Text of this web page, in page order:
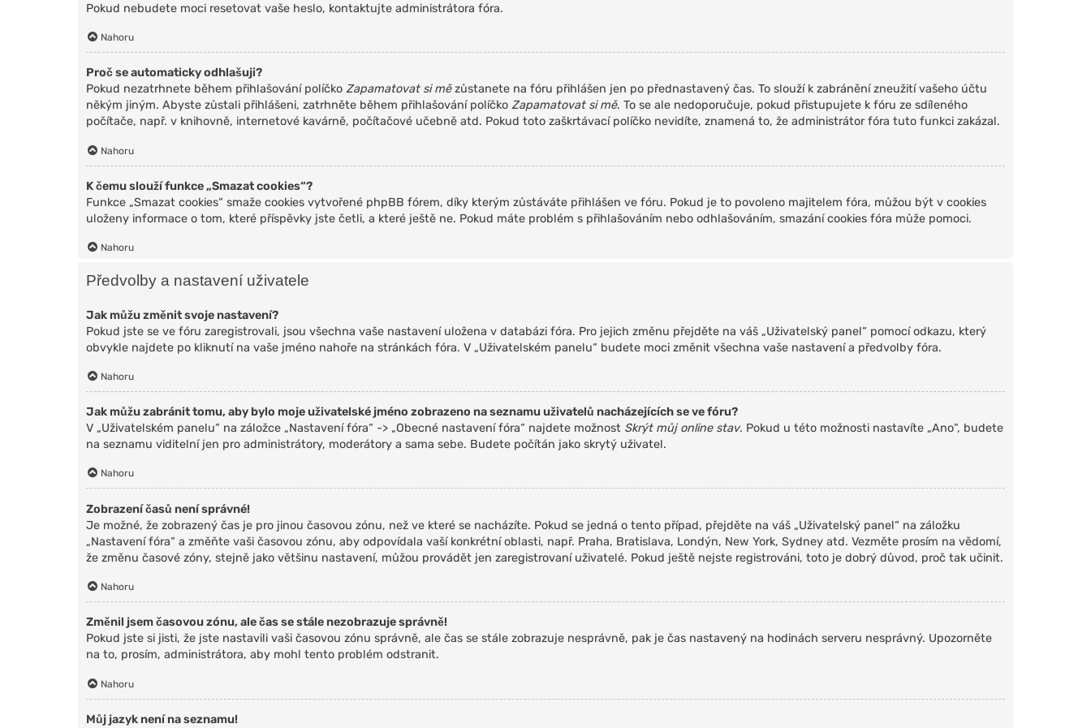
Pokud nebudete moci resetovat vaše heslo, kontaktujte administrátora fóra.
Nahoru
Proč se automaticky odhlašuji?
Pokud nezatrhnete během přihlašování políčko Zapamatovat si mězůstanete na fóru přihlášen jen po přednastavený čas. To slouží k zabránění zneužití vašeho účtu
někým jiným. Abyste zůstali přihlášeni, zatrhněte během přihlašování políčko Zapamatovat si mě. To se ale nedoporučuje, pokud přistupujete k fóru ze sdíleného
počítače, např. v knihovně, internetové kavárně, počítačové učebně atd. Pokud toto zaškrtávací políčko nevidíte, znamená to, že administrátor fóra tuto funkci zakázal.
Nahoru
K čemu slouží funkce „Smazat cookies“?
Funkce „Smazat cookies“ smaže cookies vytvořené phpBB fórem, díky kterým zůstáváte přihlášen ve fóru. Pokud je to povoleno majitelem fóra, můžou být v cookies
uloženy informace o tom, které příspěvky jste četli, a které ještě ne. Pokud máte problém s přihlašováním nebo odhlašováním, smazání cookies fóra může pomoci.
Nahoru
Předvolby a nastavení uživatele
Jak můžu změnit svoje nastavení?
Pokud jste se ve fóru zaregistrovali, jsou všechna vaše nastavení uložena v databázi fóra. Pro jejich změnu přejděte na váš „Uživatelský panel“ pomocí odkazu, který
obvykle najdete po kliknutí na vaše jméno nahoře na stránkách fóra. V „Uživatelském panelu“ budete moci změnit všechna vaše nastavení a předvolby fóra.
Nahoru
Jak můžu zabránit tomu, aby bylo moje uživatelské jméno zobrazeno na seznamu uživatelů nacházejících se ve fóru?
V „Uživatelském panelu“ na záložce „Nastavení fóra“ -> „Obecné nastavení fóra“ najdete možnost Skrýt můj online stav. Pokud u této možnosti nastavíte „Ano“, budete
na seznamu viditelní jen pro administrátory, moderátory a sama sebe. Budete počítán jako skrytý uživatel.
Nahoru
Zobrazení časů není správné!
Je možné, že zobrazený čas je pro jinou časovou zónu, než ve které se nacházíte. Pokud se jedná o tento případ, přejděte na váš „Uživatelský panel“ na záložku
„Nastavení fóra“ a změňte vaši časovou zónu, aby odpovídala vaší konkrétní oblasti, např. Praha, Bratislava, Londýn, New York, Sydney atd. Vezměte prosím na vědomí,
že změnu časové zóny, stejně jako většinu nastavení, můžou provádět jen zaregistrovaní uživatelé. Pokud ještě nejste registrováni, toto je dobrý důvod, proč tak učinit.
Nahoru
Změnil jsem časovou zónu, ale čas se stále nezobrazuje správně!
Pokud jste si jisti, že jste nastavili vaši časovou zónu správně, ale čas se stále zobrazuje nesprávně, pak je čas nastavený na hodinách serveru nesprávný. Upozorněte
na to, prosím, administrátora, aby mohl tento problém odstranit.
Nahoru
Můj jazyk není na seznamu!